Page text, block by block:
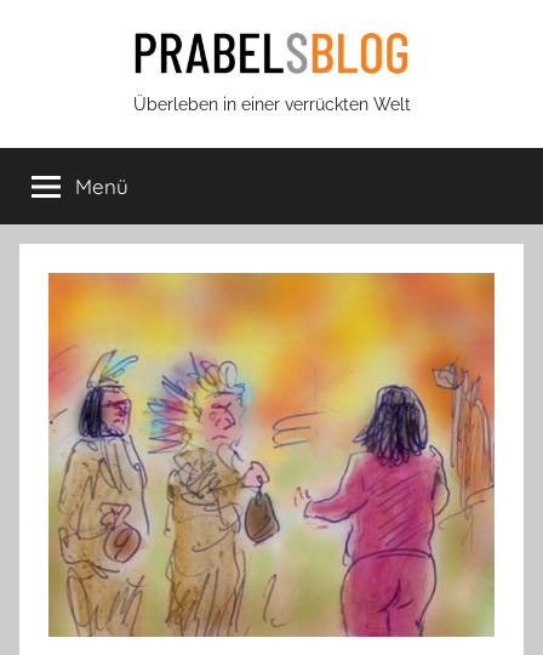
Prabels
Blog
Überleben in einer verrückten Welt
Menü